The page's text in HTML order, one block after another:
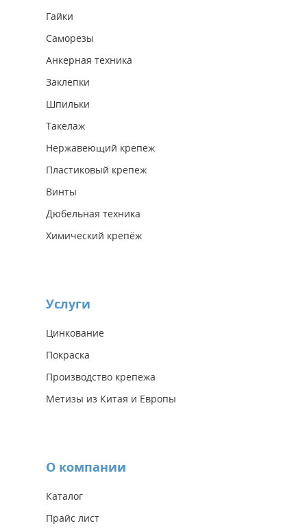
Гайки
Саморезы
Анкерная техника
Заклепки
Шпильки
Такелаж
Нержавеющий крепеж
Пластиковый крепеж
Винты
Дюбельная техника
Химический крепёж
Услуги
Цинкование
Покраска
Производство крепежа
Метизы из Китая и Европы
О компании
Каталог
Прайс лист